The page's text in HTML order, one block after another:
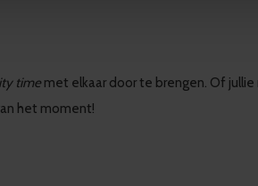
time met elkaar door te brengen. Of
het moment!